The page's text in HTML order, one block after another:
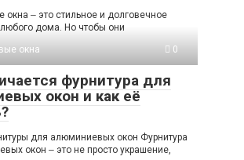
‒ это стильное и долговечное
дома. Но чтобы они
окна
0
фурнитура для
окон и как её
для алюминиевых окон Фурнитура
окон ‒ это не просто украшение,